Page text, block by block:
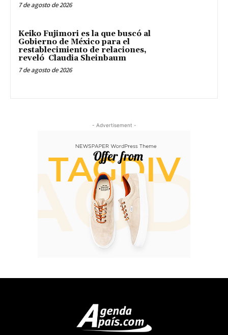
7 de agosto de 2026
Keiko Fujimori es la que buscó al
Gobierno de México para el
restablecimiento de relaciones,
reveló Claudia Sheinbaum
7 de agosto de 2026
- Advertisement -